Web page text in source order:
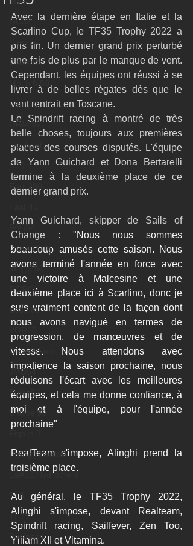
GC32
Diam24
Class40
Mach 6.50
Farr 30
ORMA60
Gunboat
D35
Farr 280
Ocean Fifty
Mini 6.50
RORC
Botin 80
Class Rhum
JMD54
Botin 52
Classe 50
Flying Phantom
L&#39;Hydroptère
F18
TF35
Business
Avec la dernière étape en Italie et la
Scarlino Cup, le TF35 Trophy 2022 a
pris fin. Un dernier grand prix perturbé
une fois de plus par le manque de vent.
Cependant, les équipes ont réussi à se
livrer à de belles régates dès que le
vent rentrait en Toscane.
Le Spindrift racing à montré de très
belle choses, toujours aux premières
places des courses disputés. L'équipe
de Yann Guichard et Dona Bertarelli
termine à la deuxième place de ce
dernier grand prix.
Yann Guichard, skipper de Sails of
Change : "Nous nous sommes
beaucoup amusés cette saison. Nous
avons terminé l'année en force avec
une victoire à Malcesine et une
deuxième place ici à Scarlino, donc je
suis vraiment content de la façon dont
nous avons navigué en termes de
progression, de manœuvres et de
vitesse. Nous attendons avec
impatience la saison prochaine, nous
réduisons l'écart avec les meilleures
équipes, et cela me donne confiance, à
moi et à l'équipe, pour l'année
prochaine"
RealTeam s'impose, Alinghi prend la
troisième place.
Au général, le TF35 Trophy 2022,
Alinghi s'impose, devant Realteam,
Spindrift racing, Sailfever, Zen Too,
Ylliam XII et Vitamina.